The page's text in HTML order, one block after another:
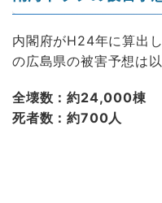
内閣府がH24年に算出
の広島県の被害予想は
全壊数：約24,000棟
死者数：約700人